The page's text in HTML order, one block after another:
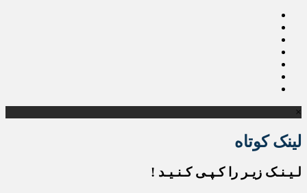
×
لینک کوتاه
لـیـنـک زیـر را کـپـی کـنـیـد !